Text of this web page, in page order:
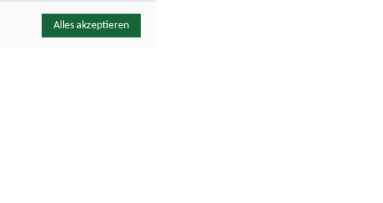
Alles akzeptieren